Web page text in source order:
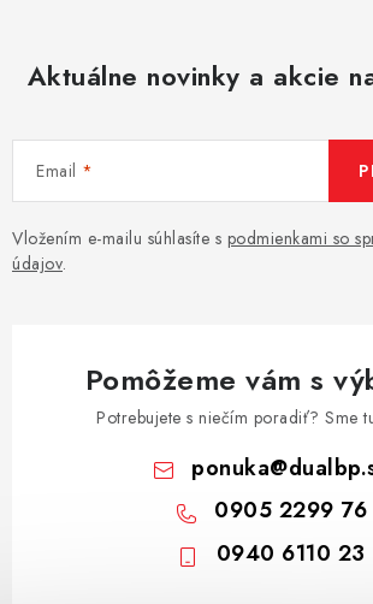
Aktuálne novinky a akcie
Email
Vložením e-mailu súhlasíte s podmienkami so
údajov.
Pomôžeme vám s
Potrebujete s niečím poradiť? Sme
ponuka@
0905 2299 76
0940 6110 23